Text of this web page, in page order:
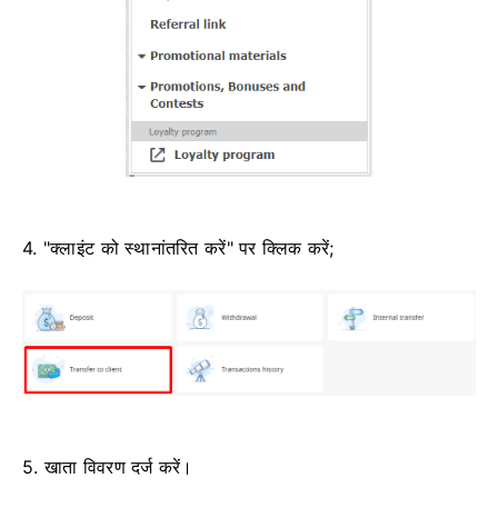
4. "क्लाइंट को स्थानांतरित करें" पर क्लिक करें;
5. खाता विवरण दर्ज करें।